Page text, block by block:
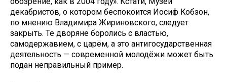
декабристов, о котором беспокоится Иосиф Кобзон,
по мнению Владимира Жириновского, следует
закрыть. Те дворяне боролись с властью,
самодержавием, с царём, а это антигосударственная
деятельность — современной молодёжи может быть
подан неправильный пример.